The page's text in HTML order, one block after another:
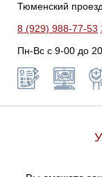
Тюменский
8 (929) 988-77-53
Пн-Вс c 9-00 до